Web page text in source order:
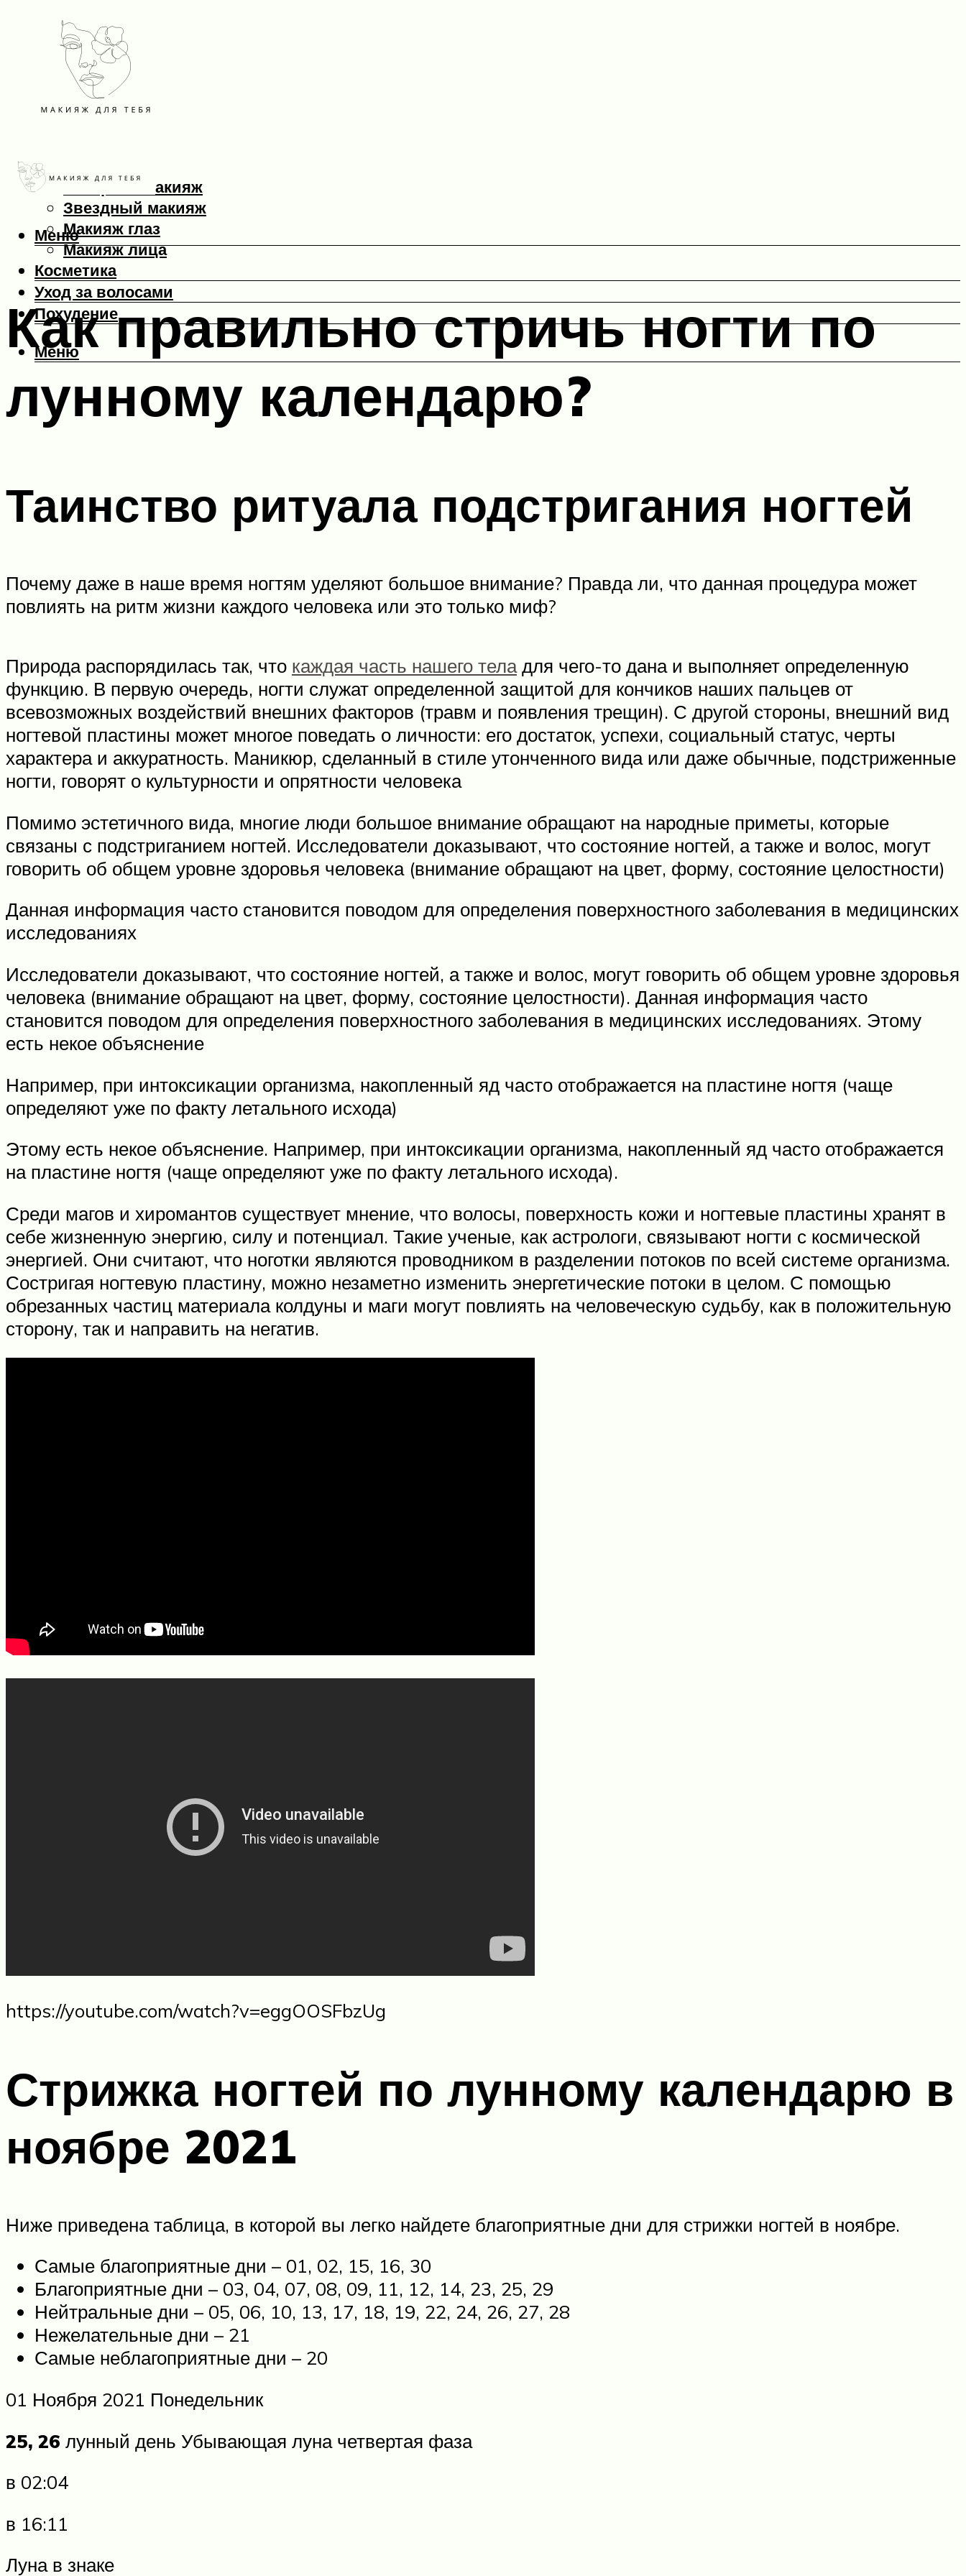
Макияж
Вечерний макияж
Звездный макияж
Макияж глаз
Макияж лица
Косметика
Уход за волосами
Похудение
Меню
Меню
Как правильно стричь ногти по
лунному календарю?
Таинство ритуала подстригания ногтей
Почему даже в наше время ногтям уделяют большое внимание? Правда ли, что данная процедура может
повлиять на ритм жизни каждого человека или это только миф?
Природа распорядилась так, что каждая часть нашего теладля чего-то дана и выполняет определенную
функцию. В первую очередь, ногти служат определенной защитой для кончиков наших пальцев от
всевозможных воздействий внешних факторов (травм и появления трещин). С другой стороны, внешний вид
ногтевой пластины может многое поведать о личности: его достаток, успехи, социальный статус, черты
характера и аккуратность. Маникюр, сделанный в стиле утонченного вида или даже обычные, подстриженные
ногти, говорят о культурности и опрятности человека
Помимо эстетичного вида, многие люди большое внимание обращают на народные приметы, которые
связаны с подстриганием ногтей. Исследователи доказывают, что состояние ногтей, а также и волос, могут
говорить об общем уровне здоровья человека (внимание обращают на цвет, форму, состояние целостности)
Данная информация часто становится поводом для определения поверхностного заболевания в медицинских
исследованиях
Исследователи доказывают, что состояние ногтей, а также и волос, могут говорить об общем уровне здоровья
человека (внимание обращают на цвет, форму, состояние целостности). Данная информация часто
становится поводом для определения поверхностного заболевания в медицинских исследованиях. Этому
есть некое объяснение
Например, при интоксикации организма, накопленный яд часто отображается на пластине ногтя (чаще
определяют уже по факту летального исхода)
Этому есть некое объяснение. Например, при интоксикации организма, накопленный яд часто отображается
на пластине ногтя (чаще определяют уже по факту летального исхода).
Среди магов и хиромантов существует мнение, что волосы, поверхность кожи и ногтевые пластины хранят в
себе жизненную энергию, силу и потенциал. Такие ученые, как астрологи, связывают ногти с космической
энергией. Они считают, что ноготки являются проводником в разделении потоков по всей системе организма.
Состригая ногтевую пластину, можно незаметно изменить энергетические потоки в целом. С помощью
обрезанных частиц материала колдуны и маги могут повлиять на человеческую судьбу, как в положительную
сторону, так и направить на негатив.
https://youtube.com/watch?v=eggOOSFbzUg
Стрижка ногтей по лунному календарю в
ноябре 2021
Ниже приведена таблица, в которой вы легко найдете благоприятные дни для стрижки ногтей в ноябре.
Самые благоприятные дни – 01, 02, 15, 16, 30
Благоприятные дни – 03, 04, 07, 08, 09, 11, 12, 14, 23, 25, 29
Нейтральные дни – 05, 06, 10, 13, 17, 18, 19, 22, 24, 26, 27, 28
Нежелательные дни – 21
Самые неблагоприятные дни – 20
01 Ноября 2021 Понедельник
25, 26 лунный день Убывающая луна четвертая фаза
в 02:04
в 16:11
Луна в знаке